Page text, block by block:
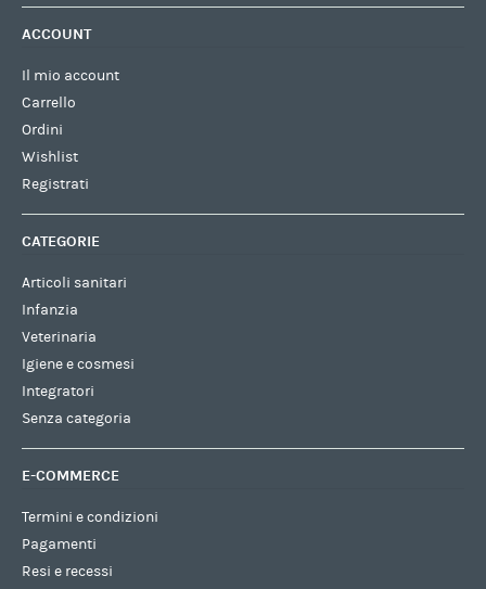
ACCOUNT
Il mio account
Carrello
Ordini
Wishlist
Registrati
CATEGORIE
Articoli sanitari
Infanzia
Veterinaria
Igiene e cosmesi
Integratori
Senza categoria
E-COMMERCE
Termini e condizioni
Pagamenti
Resi e recessi